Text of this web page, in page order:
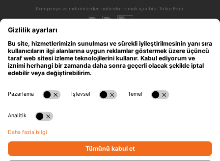
Kampanya ve indirimlerden haberdar olmak için bizi Takip Edin!
MÜŞTERİ HİZMETLERİ
Hafta içi 09:30 - 18:30 / Hafta sonu 10:00 - 17:00 arası merak ettiğiniz tüm sorular ve
siparişleriniz için ulaşabilirsiniz.
ÖNEMLİ BİLGİLER
HIZLI ERİŞİM
KATEGORİLER